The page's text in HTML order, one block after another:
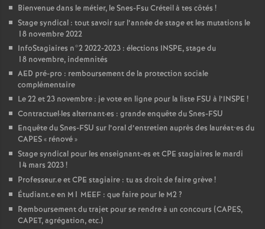
Bienvenue dans le métier, le Snes-Fsu Créteil à tes côtés !
Stage syndical : tout savoir sur l’année de stage et les mutations le
18 novembre 2022
InfoStagiaires n°2 2022-2023 : élections INSPE, stage du
18 novembre, indemnités
AED pré-pro : remboursement de la protection sociale
complémentaire
Le 22 et 23 novembre : je vote en ligne pour la liste FSU à l’INSPE !
Contractuel·les alternant·es : grande enquête du Snes-FSU
Enquête du Snes-FSU sur l’oral d’entretien auprès des lauréat•es du
CAPES« rénové»
Stage syndical pour les enseignant-es etCPE stagiaires le mardi
14 mars 2023!
Professeur.e etCPE stagiaire : tu as droit de faire grève!
Étudiant.e en M1 MEEF : que faire pour le M2?
Remboursement du trajet pour se rendre à un concours (CAPES,
CAPET, agrégation, etc.)